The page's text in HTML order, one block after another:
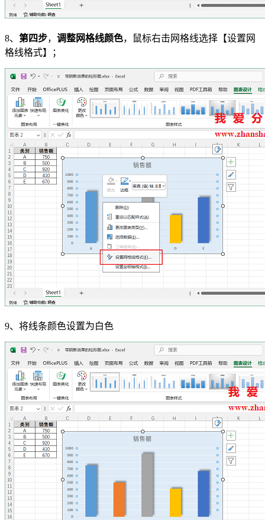
8、 第四步， 调整网格线颜色，鼠标右击网格线选择【设置网
格线格式】；
9、将线条颜色设置为白色